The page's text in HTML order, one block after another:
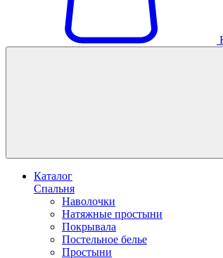
Каталог
Спальня
Наволочки
Натяжные простыни
Покрывала
Постельное белье
Простыни